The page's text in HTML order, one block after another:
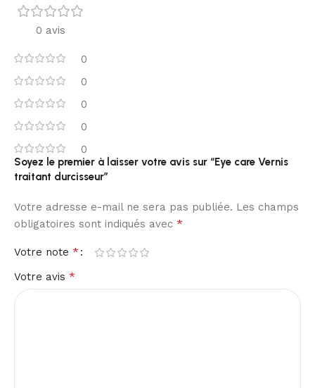
0 avis
0
0
0
0
0
Soyez le premier à laisser votre avis sur “Eye care Vernis
traitant durcisseur”
Votre adresse e-mail ne sera pas publiée. Les champs
obligatoires sont indiqués avec *
Votre note *
Votre avis *